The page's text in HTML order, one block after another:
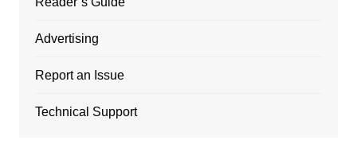
Advertising
Report an Issue
Technical Support